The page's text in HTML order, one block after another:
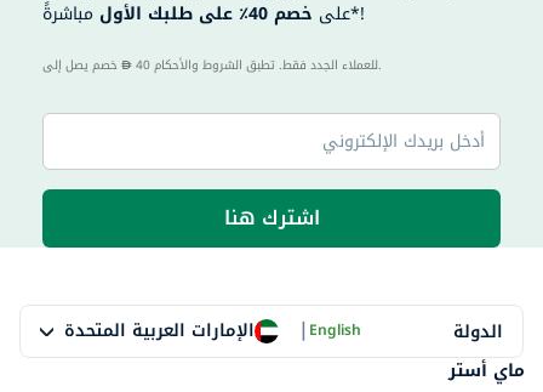
على خصم 40٪ على طلبك الأول مباشرةً*!
40 للعملاء الجدد فقط. تطبق الشروط والأحكام.
اشترك هنا
الدولة الإمارات العربية المتحدة |English
ماي أستر